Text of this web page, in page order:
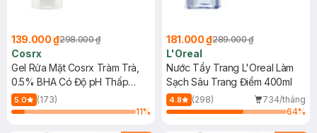
139.000 ₫298.000 ₫
Cosrx
Gel Rửa Mặt Cosrx Tràm Trà,
0.5% BHA Có Độ pH Thấp
150ml
5.0
(173)
11%
181.000 ₫289.000 ₫
L'Oreal
Nước Tẩy Trang L'Oreal Làm
Sạch Sâu Trang Điểm 400ml
4.8 (298)
734/tháng
64%